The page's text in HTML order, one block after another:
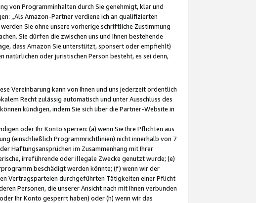
von Programminhalten durch Sie genehmigt, klar und
„Als Amazon-Partner verdiene ich an qualifizierten
Sie ohne unsere vorherige schriftliche Zustimmung
Sie dürfen die zwischen uns und Ihnen bestehende
dass Amazon Sie unterstützt, sponsert oder empfiehlt)
natürlichen oder juristischen Person besteht, es sei denn,
Vereinbarung kann von Ihnen und uns jederzeit ordentlich
Recht zulässig automatisch und unter Ausschluss des
kündigen, indem Sie sich über die Partner-Website in
oder Ihr Konto sperren: (a) wenn Sie Ihre Pflichten aus
(einschließlich Programmrichtlinien) nicht innerhalb von 7
Haftungsansprüchen im Zusammenhang mit Ihrer
irreführende oder illegale Zwecke genutzt wurde; (e)
beschädigt werden könnte; (f) wenn wir der
Vertragsparteien durchgeführten Tätigkeiten einer Pflicht
Personen, die unserer Ansicht nach mit Ihnen verbunden
Ihr Konto gesperrt haben) oder (h) wenn wir das